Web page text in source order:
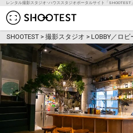
レンタル撮影スタジオ･ハウススタジオポータルサイト「SHOOTEST」
レンタル撮影スタ
SHOOTEST >撮影スタジオ >LOBBY／ロ